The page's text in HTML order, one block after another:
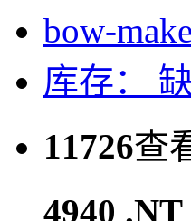
bow-
库存：
11726查
4940 .NT